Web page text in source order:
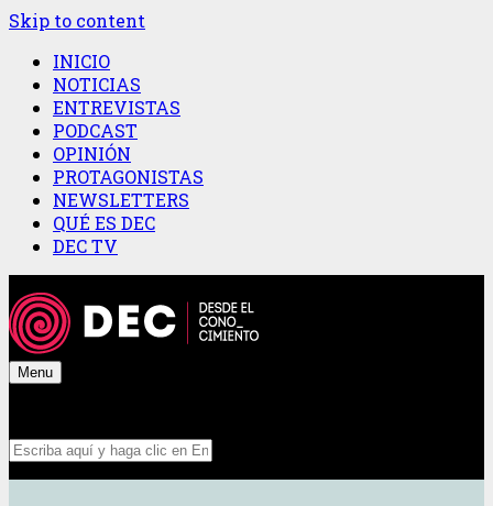
Skip to content
INICIO
NOTICIAS
ENTREVISTAS
PODCAST
OPINIÓN
PROTAGONISTAS
NEWSLETTERS
QUÉ ES DEC
DEC TV
Menu